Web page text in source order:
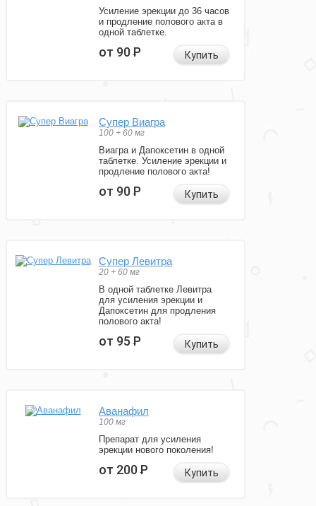
Усиление эрекции до 36 часов
и продление полового акта в
одной таблетке.
от 90Р Купить
Супер Виагра
100 + 60 мг
Виагра и Дапоксетин в одной
таблетке. Усиление эрекции и
продление полового акта!
от 90Р Купить
Супер Левитра
20 + 60 мг
В одной таблетке Левитра
для усиления эрекции и
Дапоксетин для продления
полового акта!
от 95Р Купить
Аванафил
100 мг
Препарат для усиления
эрекции нового поколения!
от 200Р Купить